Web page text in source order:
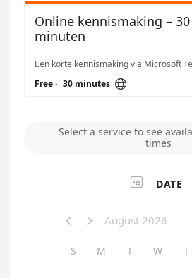
Online kennismaking – 30
minuten
Free· 30 minutes 
Select a service to see
times
 DATE
  August 2026
S M T W T